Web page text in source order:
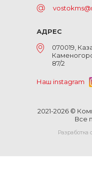
АДРЕС
070019,
87/2
Наш instagram
2021-2026 ©
Все
Разработка